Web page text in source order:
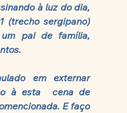
à luz do dia,
(trecho sergipano)
pai de família,
em externar
à esta  cena de
E faço